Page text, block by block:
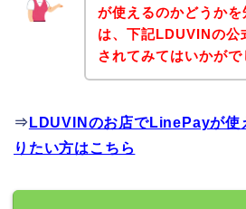
が使えるのかどうか
は、下記LDUVINの公
されてみてはいかがで
⇒ LDUVINのお店でLinePayが使
りたい方はこちら